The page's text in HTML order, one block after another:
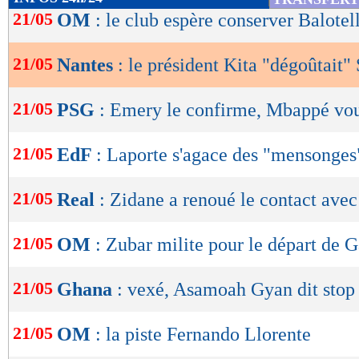
de
OK
21/05 OM : le club espère conserver
21/05 Nantes : le président Kita "dégoûtait"
21/05 PSG : Emery le confirme, Mbappé
21/05 EdF : Laporte s'agace des
21/05 Real : Zidane a renoué le contact
21/05 OM : Zubar milite pour le départ de
21/05 Ghana : vexé, Asamoah Gyan dit
21/05 OM : la piste Fernando Llorente